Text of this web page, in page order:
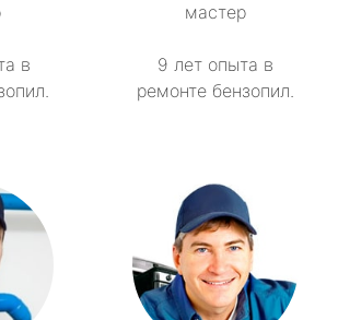
в
мастер
9 лет опыта в
ремонте бензопил.